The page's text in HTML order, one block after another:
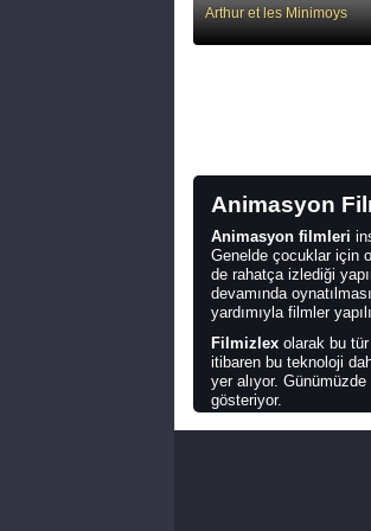
Arthur et les Minimoys
Animasyon
Animasyon filmleri
Genelde çocuklar için
de rahatça izlediği
devamında
yardımıyla filmler
Filmizlex olarak bu
itibaren bu teknoloji
yer alıyor.
gösteriyor.
En İyi